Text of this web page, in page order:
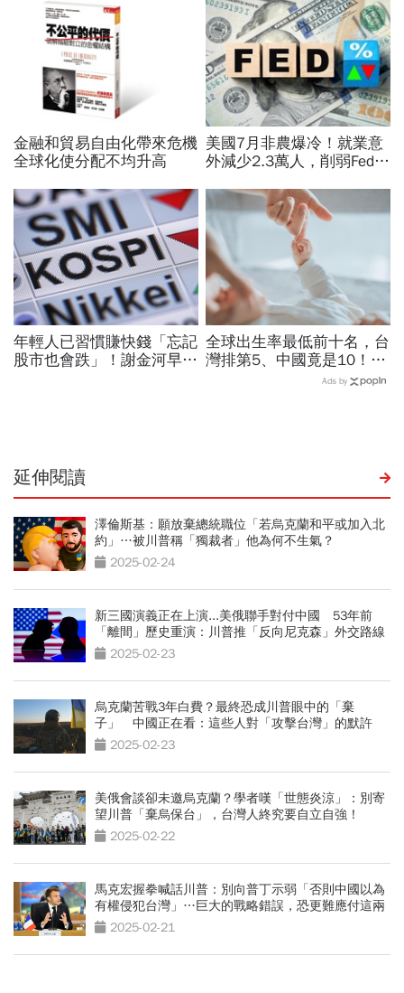
金融和貿易自由化帶來危機
全球化使分配不均升高
美國7月非農爆冷！就業意
外減少2.3萬人，削弱Fed升
創7個月來最佳單周
年輕人已習慣賺快錢「忘記
股市也會跌」！謝金河早一
全球出生率最低前十名，台
灣排第5、中國竟是10！亞
洲4國入榜「無聲危機」，
Ads by
延伸閱讀
澤倫斯基：願放棄總統職位「若烏克蘭和平或加入北
約」…被川普稱「獨裁者」他為何不生氣？
2025-02-24
新三國演義正在上演...美俄聯手對付中國 53年前
「離間」歷史重演：川普推「反向尼克森」外交路線
2025-02-23
烏克蘭苦戰3年白費？最終恐成川普眼中的「棄
子」 中國正在看：這些人對「攻擊台灣」的默許
2025-02-23
美俄會談卻未邀烏克蘭？學者嘆「世態炎涼」：別寄
望川普「棄烏保台」，台灣人終究要自立自強！
2025-02-22
馬克宏握拳喊話川普：別向普丁示弱「否則中國以為
有權侵犯台灣」…巨大的戰略錯誤，恐更難應付這兩
國 2025-02-21